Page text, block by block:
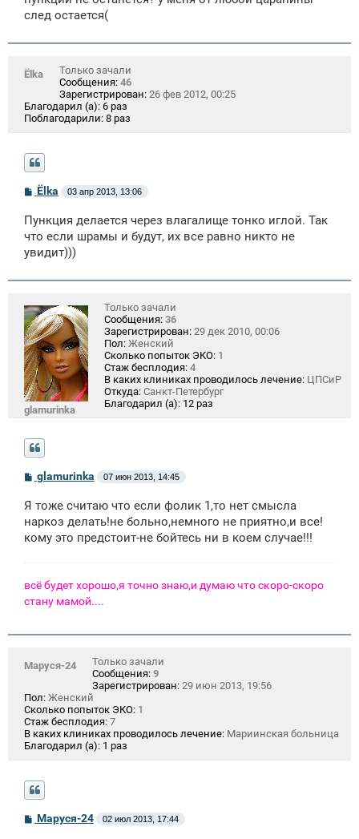
е
н
е
след остается(
Ёlka
Только зачали
Сообщения: 46
Зарегистрирован: 26 фев 2012, 00:25
Благодарил (а): 6 раз
Поблагодарили: 8 раз
С
б
щ
н
е
Ёlka 03 апр 2013, 13:06
Пункция делается через влагалище тонко иглой. Так
что если шрамы и будут, их все равно никто не
увидит)))
glamurinka
Только зачали
Сообщения: 36
Зарегистрирован: 29 дек 2010, 00:06
Пол: Женский
Сколько попыток ЭКО: 1
Стаж бесплодия: 4
В каких клиниках проводилось лечение: ЦПСиР
Откуда: Санкт-Петербург
Благодарил (а): 12 раз
С
о
б
щ
н
glamurinka 07 июн 2013, 14:45
Я тоже считаю что если фолик 1,то нет смысла
наркоз делать!не больно,немного не приятно,и все!
кому это предстоит-не бойтесь ни в коем случае!!!
всё будет хорошо,я точно знаю,и думаю что скоро-скоро
стану мамой....
Маруся-24
Только зачали
Сообщения: 9
Зарегистрирован: 29 июн 2013, 19:56
Пол: Женский
Сколько попыток ЭКО: 1
Стаж бесплодия: 7
В каких клиниках проводилось лечение: Мариинская больница
Благодарил (а): 1 раз
С
о
Маруся-24 02 июл 2013, 17:44